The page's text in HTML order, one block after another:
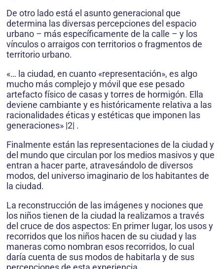
De otro lado está el asunto generacional que
determina las diversas percepciones del espacio
urbano – más específicamente de la calle – y los
vínculos o arraigos con territorios o fragmentos de
territorio urbano.
«… la ciudad, en cuanto «representación», es algo
mucho más complejo y móvil que ese pesado
artefacto físico de casas y torres de hormigón. Ella
deviene cambiante y es históricamente relativa a las
racionalidades éticas y estéticas que imponen las
generaciones» |2| .
Finalmente están las representaciones de la ciudad y
del mundo que circulan por los medios masivos y que
entran a hacer parte, atravesándolo de diversos
modos, del universo imaginario de los habitantes de
la ciudad.
La reconstrucción de las imágenes y nociones que
los niños tienen de la ciudad la realizamos a través
del cruce de dos aspectos: En primer lugar, los usos y
recorridos que los niños hacen de su ciudad y las
maneras como nombran esos recorridos, lo cual
daría cuenta de sus modos de habitarla y de sus